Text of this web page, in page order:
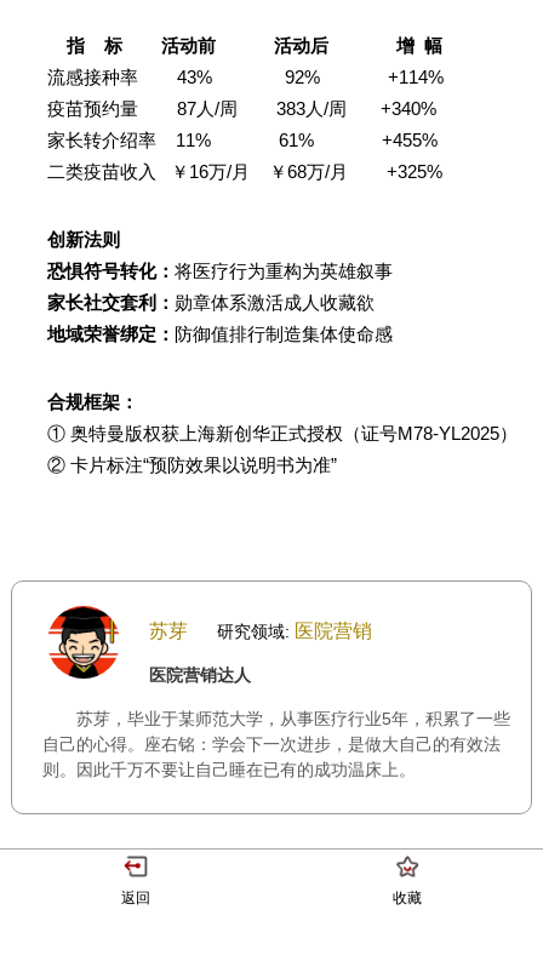
指 标 活动前 活动后 增 幅
流感接种率 43% 92% +114%
疫苗预约量 87人/周 383人/周 +340%
家长转介绍率 11% 61% +455%
二类疫苗收入 ￥16万/月 ￥68万/月 +325%
创新法则
恐惧符号转化： 将医疗行为重构为英雄叙事
家长社交套利： 勋章体系激活成人收藏欲
地域荣誉绑定： 防御值排行制造集体使命感
合规框架：
① 奥特曼版权获上海新创华正式授权（证号M78-YL2025）
② 卡片标注“预防效果以说明书为准”
苏芽 研究领域: 医院营销
医院营销达人
苏芽，毕业于某师范大学，从事医疗行业5年，积累了一些
自己的心得。座右铭：学会下一次进步，是做大自己的有效法
则。因此千万不要让自己睡在已有的成功温床上。
返回 收藏